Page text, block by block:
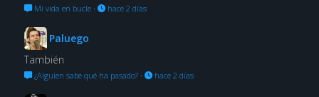
Mi vida en bucle· hace 2 días
Paluego
También
¿Alguien sabe qué ha pasado?· hace 2 días